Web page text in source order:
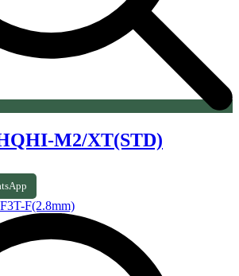
M2/XT(STD)